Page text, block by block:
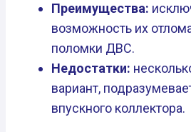
Преимущества:
возможность их
поломки ДВС.
Недостатки:
вариант,
впускного коллектора.